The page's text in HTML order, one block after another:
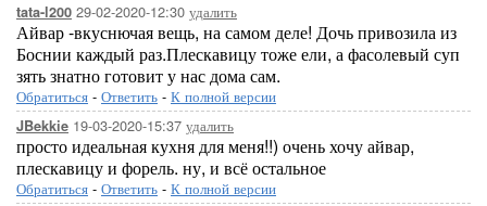
tata-l200 29-02-2020-12:30 удалить
Айвар -вкуснючая вещь, на самом деле! Дочь привозила из
Боснии каждый раз.Плескавицу тоже ели, а фасолевый суп
зять знатно готовит у нас дома сам.
Обратиться - Ответить - К полной версии
JBekkie 19-03-2020-15:37 удалить
просто идеальная кухня для меня!!) очень хочу айвар,
плескавицу и форель. ну, и всё остальное
Обратиться - Ответить - К полной версии